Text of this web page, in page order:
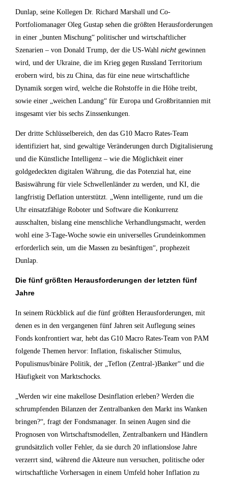
Dunlap, seine Kollegen Dr. Richard Marshall und Co-
Portfoliomanager Oleg Gustap sehen die größten Herausforderungen
in einer „bunten Mischung“ politischer und wirtschaftlicher
Szenarien – von Donald Trump, der die US-Wahl nicht gewinnen
wird, und der Ukraine, die im Krieg gegen Russland Territorium
erobern wird, bis zu China, das für eine neue wirtschaftliche
Dynamik sorgen wird, welche die Rohstoffe in die Höhe treibt,
sowie einer „weichen Landung“ für Europa und Großbritannien mit
insgesamt vier bis sechs Zinssenkungen.
Der dritte Schlüsselbereich, den das G10 Macro Rates-Team
identifiziert hat, sind gewaltige Veränderungen durch Digitalisierung
und die Künstliche Intelligenz – wie die Möglichkeit einer
goldgedeckten digitalen Währung, die das Potenzial hat, eine
Basiswährung für viele Schwellenländer zu werden, und KI, die
langfristig Deflation unterstützt. „Wenn intelligente, rund um die
Uhr einsatzfähige Roboter und Software die Konkurrenz
ausschalten, bislang eine menschliche Verhandlungsmacht, werden
wohl eine 3-Tage-Woche sowie ein universelles Grundeinkommen
erforderlich sein, um die Massen zu besänftigen“, prophezeit
Dunlap.
Die fünf größten Herausforderungen der letzten fünf
Jahre
In seinem Rückblick auf die fünf größten Herausforderungen, mit
denen es in den vergangenen fünf Jahren seit Auflegung seines
Fonds konfrontiert war, hebt das G10 Macro Rates-Team von PAM
folgende Themen hervor: Inflation, fiskalischer Stimulus,
Populismus/binäre Politik, der „Teflon (Zentral-)Banker“ und die
Häufigkeit von Marktschocks.
„Werden wir eine makellose Desinflation erleben? Werden die
schrumpfenden Bilanzen der Zentralbanken den Markt ins Wanken
bringen?“, fragt der Fondsmanager. In seinen Augen sind die
Prognosen von Wirtschaftsmodellen, Zentralbankern und Händlern
grundsätzlich voller Fehler, da sie durch 20 inflationslose Jahre
verzerrt sind, während die Akteure nun versuchen, politische oder
wirtschaftliche Vorhersagen in einem Umfeld hoher Inflation zu